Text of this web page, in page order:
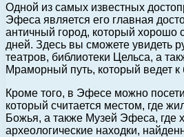
Одной из самых известных
Эфеса является его главная
античный город, который хорошо
дней. Здесь вы сможете увидеть
театров, библиотеки Цельса, а
Мраморный путь, который ведет к
Кроме того, в Эфесе можно
который считается местом, где
Божья, а также Музей Эфеса, где
археологические находки,